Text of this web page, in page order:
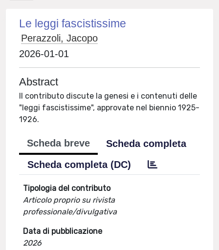
Le leggi fascistissime
Perazzoli, Jacopo
2026-01-01
Abstract
Il contributo discute la genesi e i contenuti delle
"leggi fascistissime", approvate nel biennio 1925-
1926.
Scheda breve
Scheda completa
Scheda completa (DC)
Tipologia del contributo
Articolo proprio su rivista
professionale/divulgativa
Data di pubblicazione
2026